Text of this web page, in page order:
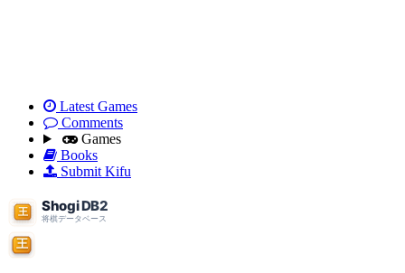
Latest Games
Comments
Games
Books
Submit Kifu